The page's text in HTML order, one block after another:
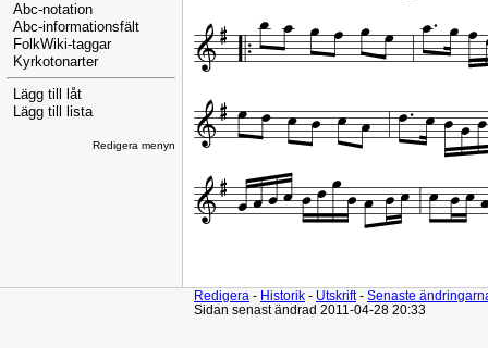
Abc-notation
Abc-informationsfält
FolkWiki-taggar
Kyrkotonarter
Lägg till låt
Lägg till lista
Redigera menyn
Redigera - Historik - Utskrift- Senaste
Sidan senast ändrad 2011-04-28 20:33